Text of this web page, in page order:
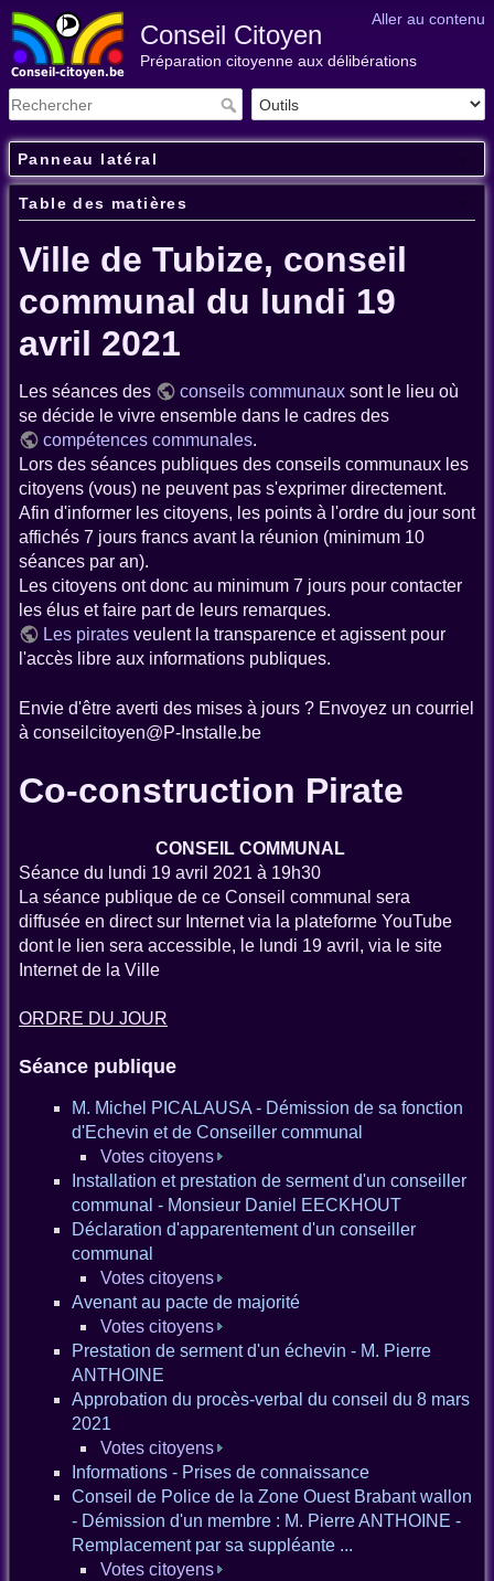
Aller au contenu
Conseil Citoyen
Préparation citoyenne aux délibérations
Panneau latéral
Table des matières
Ville de Tubize, conseil
communal du lundi 19
avril 2021
Les séances des conseils communaux sont le lieu où
se décide le vivre ensemble dans le cadres des
compétences communales.
Lors des séances publiques des conseils communaux les
citoyens (vous) ne peuvent pas s'exprimer directement.
Afin d'informer les citoyens, les points à l'ordre du jour sont
affichés 7 jours francs avant la réunion (minimum 10
séances par an).
Les citoyens ont donc au minimum 7 jours pour contacter
les élus et faire part de leurs remarques.
Les pirates veulent la transparence et agissent pour
l'accès libre aux informations publiques.
Envie d'être averti des mises à jours ? Envoyez un courriel
à conseilcitoyen@P-Installe.be
Co-construction Pirate
CONSEIL COMMUNAL
Séance du lundi 19 avril 2021 à 19h30
La séance publique de ce Conseil communal sera
diffusée en direct sur Internet via la plateforme YouTube
dont le lien sera accessible, le lundi 19 avril, via le site
Internet de la Ville
ORDRE DU JOUR
Séance publique
M. Michel PICALAUSA - Démission de sa fonction
d'Echevin et de Conseiller communal
Votes citoyens
Installation et prestation de serment d'un conseiller
communal - Monsieur Daniel EECKHOUT
Déclaration d'apparentement d'un conseiller
communal
Votes citoyens
Avenant au pacte de majorité
Votes citoyens
Prestation de serment d'un échevin - M. Pierre
ANTHOINE
Approbation du procès-verbal du conseil du 8 mars
2021
Votes citoyens
Informations - Prises de connaissance
Conseil de Police de la Zone Ouest Brabant wallon
- Démission d'un membre : M. Pierre ANTHOINE -
Remplacement par sa suppléante ...
Votes citoyens